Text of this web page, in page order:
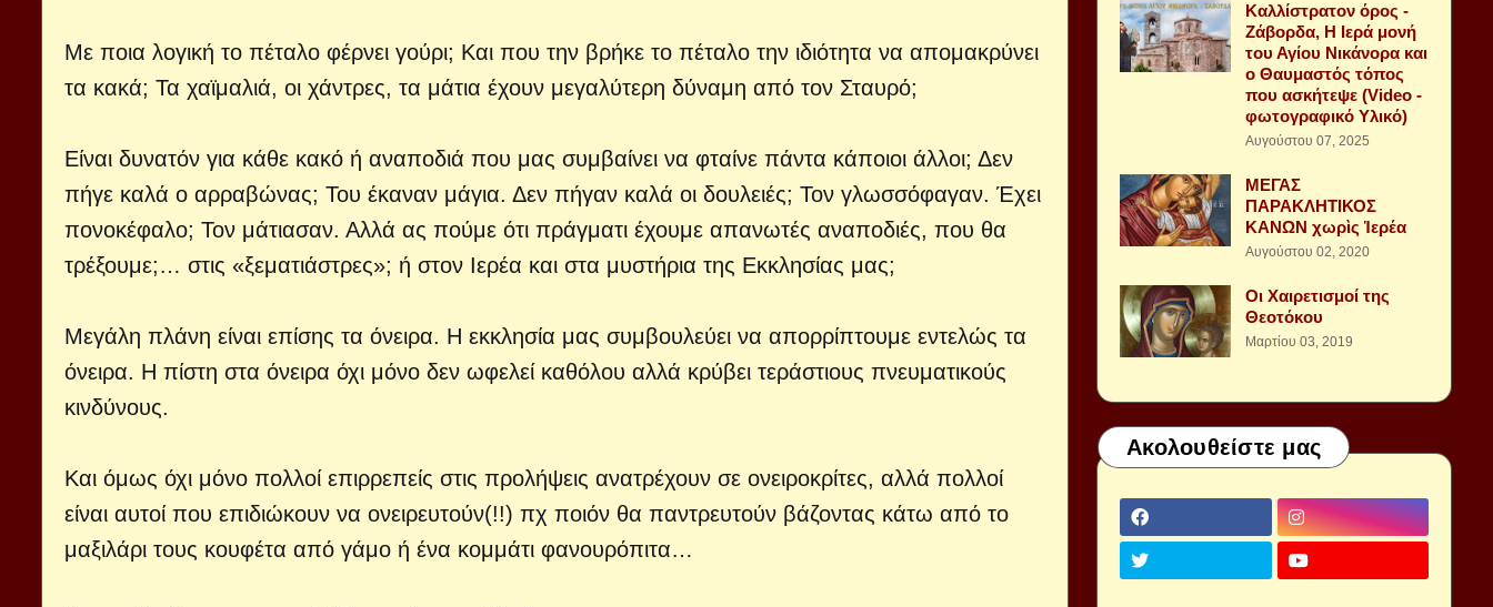
Με ποια λογική το πέταλο φέρνει γούρι; Και που την βρήκε το πέταλο την ιδιότητα να απομακρύνει
τα κακά; Τα χαϊμαλιά, οι χάντρες, τα μάτια έχουν μεγαλύτερη δύναμη από τον Σταυρό;
Είναι δυνατόν για κάθε κακό ή αναποδιά που μας συμβαίνει να φταίνε πάντα κάποιοι άλλοι; Δεν
πήγε καλά ο αρραβώνας; Του έκαναν μάγια. Δεν πήγαν καλά οι δουλειές; Τον γλωσσόφαγαν. Έχει
πονοκέφαλο; Τον μάτιασαν. Αλλά ας πούμε ότι πράγματι έχουμε απανωτές αναποδιές, που θα
τρέξουμε;… στις «ξεματιάστρες»; ή στον Ιερέα και στα μυστήρια της Εκκλησίας μας;
Μεγάλη πλάνη είναι επίσης τα όνειρα. Η εκκλησία μας συμβουλεύει να απορρίπτουμε εντελώς τα
όνειρα. Η πίστη στα όνειρα όχι μόνο δεν ωφελεί καθόλου αλλά κρύβει τεράστιους πνευματικούς
κινδύνους.
Και όμως όχι μόνο πολλοί επιρρεπείς στις προλήψεις ανατρέχουν σε ονειροκρίτες, αλλά πολλοί
είναι αυτοί που επιδιώκουν να ονειρευτούν(!!) πχ ποιόν θα παντρευτούν βάζοντας κάτω από το
μαξιλάρι τους κουφέτα από γάμο ή ένα κομμάτι φανουρόπιτα…
Καλλίστρατον όρος -
Ζάβορδα, Η Ιερά μονή
του Αγίου Νικάνορα και
ο Θαυμαστός τόπος
που ασκήτεψε (Video -
φωτογραφικό Υλικό)
Αυγούστου 07, 2025
ΜΕΓΑΣ
ΠΑΡΑΚΛΗΤΙΚΟΣ
ΚΑΝΩΝ χωρὶς Ἱερέα
Αυγούστου 02, 2020
Οι Χαιρετισμοί της
Θεοτόκου
Μαρτίου 03, 2019
Ακολουθείστε μας